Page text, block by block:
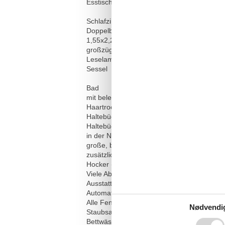
Esstisch mit Sitzmöglichkeiten für 4-6
Schlafzimmer
Doppelbett, 1,80x2,00m, mit
1,55x2,20m Daunenbettdecken
großzügiger Kleiderschrank
Leselampen am Bett
Sessel
Bad
mit beleuchtetem Kosmetikspiegel
Haartrockner
Haltebügel neben der Toilette
Haltebügel neben der Toilette kann bei
in der Neigung verstellbarer großer Spiegel
große, barrierefreie Dusche
zusätzlicher Handspiegel
Hocker (Truhe)
Viele Ablagemöglichkeiten
Ausstattung
Automatische Wohnraumbelüftung mit
Alle Fenster mit Plissees, im Schlafzimmer
Staubsauger
Bettwäsche